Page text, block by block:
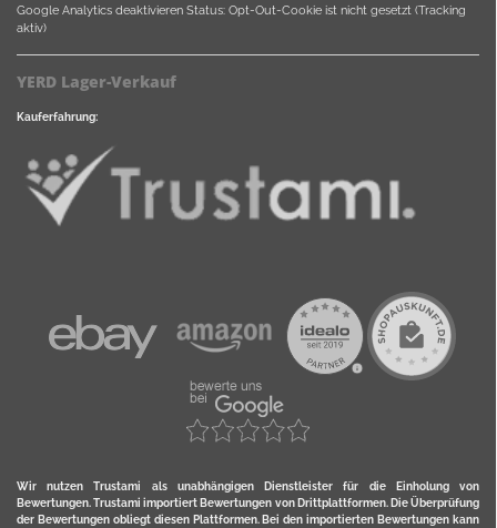
Google Analytics deaktivieren Status: Opt-Out-Cookie ist nicht gesetzt (Tracking
aktiv)
YERD Lager-Verkauf
Kauferfahrung:
Wir nutzen Trustami als unabhängigen Dienstleister für die Einholung von
Bewertungen. Trustami importiert Bewertungen von Drittplattformen. Die Überprüfung
der Bewertungen obliegt diesen Plattformen. Bei den importierten Bewertungen kann